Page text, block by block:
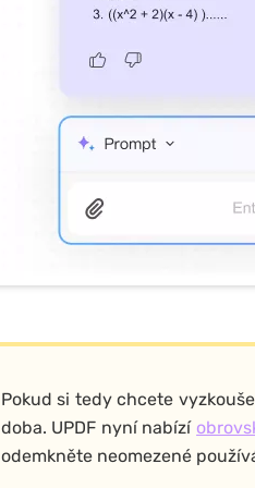
Pokud si tedy chcete
doba. UPDF nyní nabízí
odemkněte neomezené